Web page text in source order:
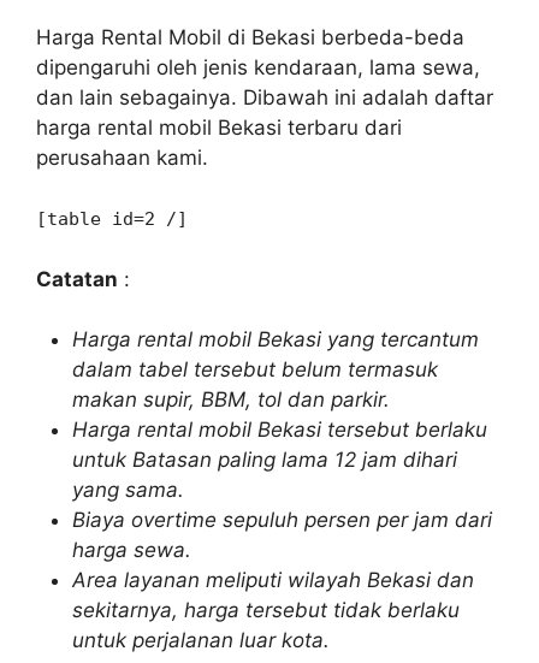
Harga Rental Mobil di Bekasi berbeda-beda
dipengaruhi oleh jenis kendaraan, lama sewa,
dan lain sebagainya. Dibawah ini adalah daftar
harga rental mobil Bekasi terbaru dari
perusahaan kami.
[table id=2 /]
Catatan :
Harga rental mobil Bekasi yang tercantum
dalam tabel tersebut belum termasuk
makan supir, BBM, tol dan parkir.
Harga rental mobil Bekasi tersebut berlaku
untuk Batasan paling lama 12 jam dihari
yang sama.
Biaya overtime sepuluh persen per jam dari
harga sewa.
Area layanan meliputi wilayah Bekasi dan
sekitarnya, harga tersebut tidak berlaku
untuk perjalanan luar kota.